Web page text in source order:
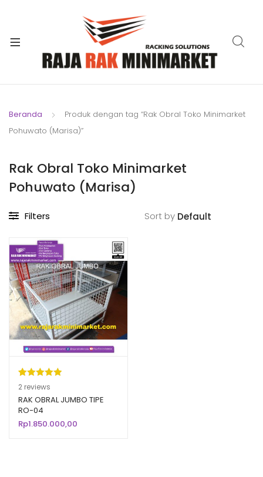
Beranda
Produk dengan tag “Rak Obral Toko Minimarket
Pohuwato (Marisa)”
Rak Obral Toko Minimarket
Pohuwato (Marisa)
Filters Sort by
Peringkat
5.00 dari 5
berdasarka
n
2
penilaian
2 reviews
RAK OBRAL JUMBO TIPE
RO-04
Rp1.850.000,00